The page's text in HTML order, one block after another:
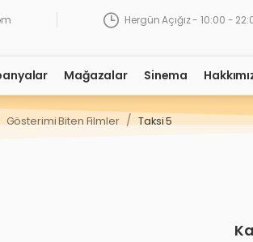
Hergün Açığız - 10:00 -
Mağazalar Sinema
Gösterimi Biten Filmler / Taksi 5